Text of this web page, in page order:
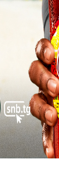
dans le
régional,
Les
quatre
2025, il
des
bon
les faux